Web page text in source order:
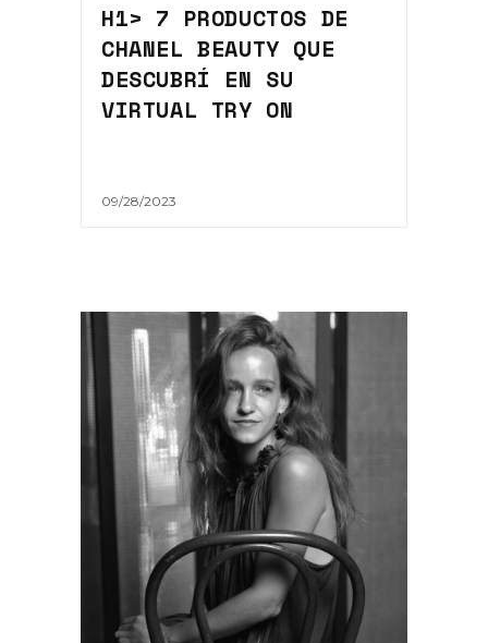
H1> 7 PRODUCTOS DE
CHANEL BEAUTY QUE
DESCUBRÍ EN SU
VIRTUAL TRY ON
09/28/2023